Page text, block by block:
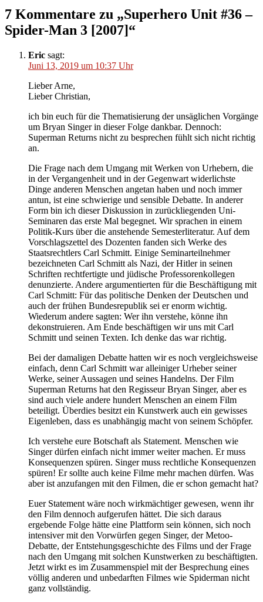
7 Kommentare zu „Superhero Unit #36 –
Spider-Man 3 [2007]“
Eric sagt:
Juni 13, 2019 um 10:37 Uhr
Lieber Arne,
Lieber Christian,
ich bin euch für die Thematisierung der unsäglichen Vorgänge
um Bryan Singer in dieser Folge dankbar. Dennoch:
Superman Returns nicht zu besprechen fühlt sich nicht richtig
an.
Die Frage nach dem Umgang mit Werken von Urhebern, die
in der Vergangenheit und in der Gegenwart widerlichste
Dinge anderen Menschen angetan haben und noch immer
antun, ist eine schwierige und sensible Debatte. In anderer
Form bin ich dieser Diskussion in zurückliegenden Uni-
Seminaren das erste Mal begegnet. Wir sprachen in einem
Politik-Kurs über die anstehende Semesterliteratur. Auf dem
Vorschlagszettel des Dozenten fanden sich Werke des
Staatsrechtlers Carl Schmitt. Einige Seminarteilnehmer
bezeichneten Carl Schmitt als Nazi, der Hitler in seinen
Schriften rechtfertigte und jüdische Professorenkollegen
denunzierte. Andere argumentierten für die Beschäftigung mit
Carl Schmitt: Für das politische Denken der Deutschen und
auch der frühen Bundesrepublik sei er enorm wichtig.
Wiederum andere sagten: Wer ihn verstehe, könne ihn
dekonstruieren. Am Ende beschäftigen wir uns mit Carl
Schmitt und seinen Texten. Ich denke das war richtig.
Bei der damaligen Debatte hatten wir es noch vergleichsweise
einfach, denn Carl Schmitt war alleiniger Urheber seiner
Werke, seiner Aussagen und seines Handelns. Der Film
Superman Returns hat den Regisseur Bryan Singer, aber es
sind auch viele andere hundert Menschen an einem Film
beteiligt. Überdies besitzt ein Kunstwerk auch ein gewisses
Eigenleben, dass es unabhängig macht von seinem Schöpfer.
Ich verstehe eure Botschaft als Statement. Menschen wie
Singer dürfen einfach nicht immer weiter machen. Er muss
Konsequenzen spüren. Singer muss rechtliche Konsequenzen
spüren! Er sollte auch keine Filme mehr machen dürfen. Was
aber ist anzufangen mit den Filmen, die er schon gemacht hat?
Euer Statement wäre noch wirkmächtiger gewesen, wenn ihr
den Film dennoch aufgerufen hättet. Die sich daraus
ergebende Folge hätte eine Plattform sein können, sich noch
intensiver mit den Vorwürfen gegen Singer, der Metoo-
Debatte, der Entstehungsgeschichte des Films und der Frage
nach den Umgang mit solchen Kunstwerken zu beschäftigten.
Jetzt wirkt es im Zusammenspiel mit der Besprechung eines
völlig anderen und unbedarften Filmes wie Spiderman nicht
ganz vollständig.